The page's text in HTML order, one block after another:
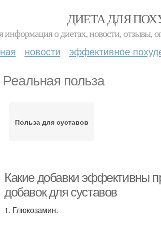
ДИЕТА ДЛЯ
информация о диетах, новости, отзывы,
новости эффективное
Реальная польза
Польза для суставов
Какие добавки эффективны
добавок для суставов
1. Глюкозамин.